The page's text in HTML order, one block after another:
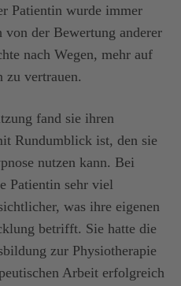
Patientin wurde immer
der Bewertung anderer
nach Wegen, mehr auf
zu vertrauen.
fand sie ihren
Rundumblick ist, den sie
nutzen kann. Bei
Patientin sehr viel
was ihre eigenen
betrifft. Sie hatte die
zur Physiotherapie
Arbeit erfolgreich